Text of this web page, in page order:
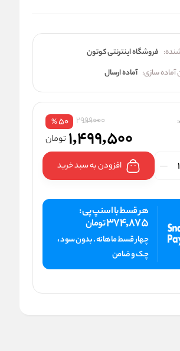
فروشگاه اینترنتی کوتون
آماده سازی: آماده ارسال
2999000
50
%
1,499,500 تومان
افزودن به سبد خرید
هر قسط با اسنپ پی :
374,875تومان
چهار قسط ماهانه . بدون سود ،
چک و ضامن